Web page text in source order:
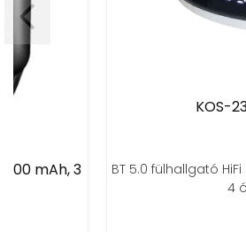
KOS-23013 BT
BT 5.0 fülhallgató HiFi sztereó
4 óra